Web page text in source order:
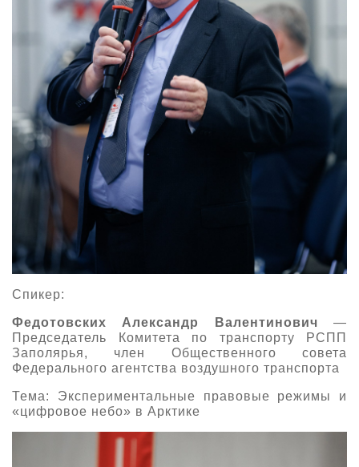
Спикер:
Федотовских Александр Валентинович —
Председатель Комитета по транспорту РСПП
Заполярья, член Общественного совета
Федерального агентства воздушного транспорта
Тема: Экспериментальные правовые режимы и
«цифровое небо» в Арктике